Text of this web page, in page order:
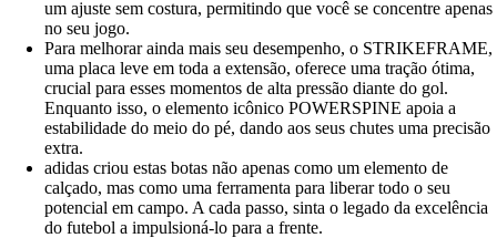
um ajuste sem costura, permitindo que você se concentre apenas
no seu jogo.
Para melhorar ainda mais seu desempenho, o STRIKEFRAME,
uma placa leve em toda a extensão, oferece uma tração ótima,
crucial para esses momentos de alta pressão diante do gol.
Enquanto isso, o elemento icônico POWERSPINE apoia a
estabilidade do meio do pé, dando aos seus chutes uma precisão
extra.
adidas criou estas botas não apenas como um elemento de
calçado, mas como uma ferramenta para liberar todo o seu
potencial em campo. A cada passo, sinta o legado da excelência
do futebol a impulsioná-lo para a frente.